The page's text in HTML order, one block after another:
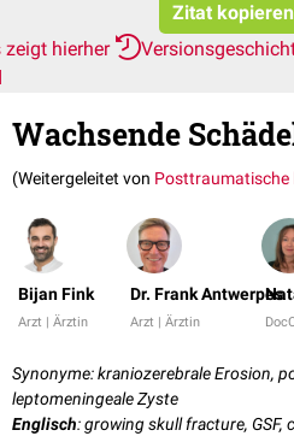
Zitat kopieren
zeigt hierher
Wachsende
(Weitergeleitet von Posttraumatische
Bijan Fink
Arzt | Ärztin
Dr. Frank Antwerpes
Arzt | Ärztin
Synonyme: kraniozerebrale Erosion,
leptomeningeale Zyste
Englisch: growing skull fracture, GSF,